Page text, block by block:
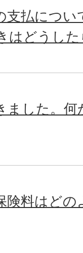
支払につ
はどうし
ました。
険料はど